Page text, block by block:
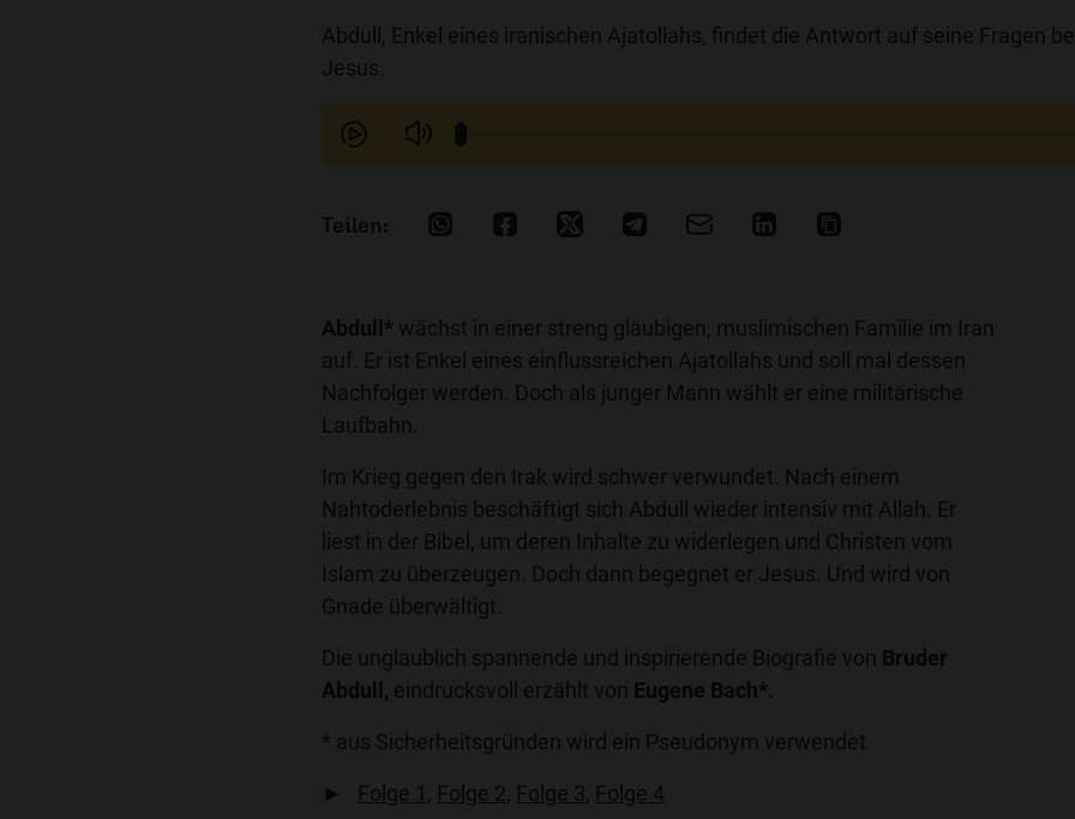
Abdull, Enkel eines iranischen Ajatollahs, findet die Antwort auf seine Fragen
Jesus.
Abdull* wächst in einer streng gläubigen, muslimischen Familie im Iran
auf. Er ist Enkel eines einflussreichen Ajatollahs und soll mal dessen
Nachfolger werden. Doch als junger Mann wählt er eine militärische
Laufbahn.
Im Krieg gegen den Irak wird schwer verwundet. Nach einem
Nahtoderlebnis beschäftigt sich Abdull wieder intensiv mit Allah. Er
liest in der Bibel, um deren Inhalte zu widerlegen und Christen vom
Islam zu überzeugen. Doch dann begegnet er Jesus. Und wird von
Gnade überwältigt.
Die unglaublich spannende und inspirierende Biografie von Bruder
Abdull, eindrucksvoll erzählt von Eugene Bach*.
* aus Sicherheitsgründen wird ein Pseudonym verwendet
► Folge 1 Folge 2 Folge 3 Folge 4